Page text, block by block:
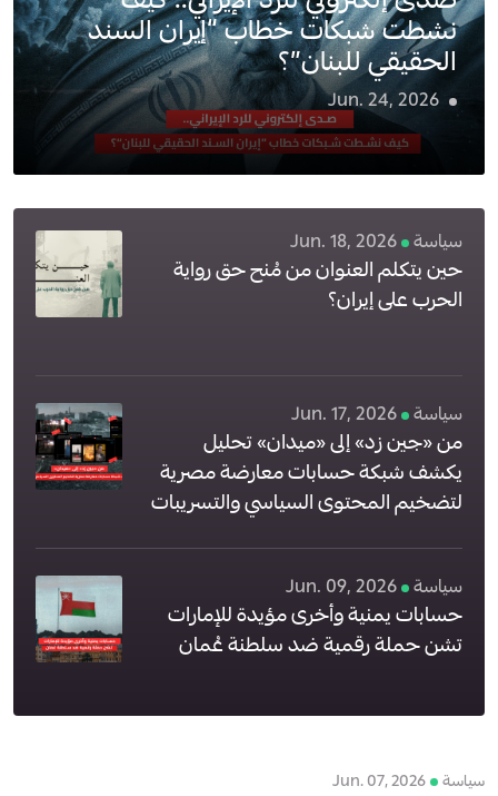
4
نشطت شبكات خطاب “إيران السند
الحقيقي للبنان”؟
Jun. 24, 2026
سياسة Jun. 18, 2026
حين يتكلم العنوان من مُنح حق رواية
الحرب على إيران؟
سياسة Jun. 17, 2026
من «جين زد» إلى «ميدان» تحليل
يكشف شبكة حسابات معارضة مصرية
لتضخيم المحتوى السياسي والتسريبات
سياسة Jun. 09, 2026
حسابات يمنية وأخرى مؤيدة للإمارات
تشن حملة رقمية ضد سلطنة عُمان
سياسة Jun. 07, 2026